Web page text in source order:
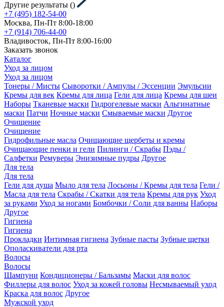
Другие результаты ()
+7 (495) 182-54-00
Москва, Пн-Пт 8:00-18:00
+7 (914) 706-44-00
Владивосток, Пн-Пт 8:00-16:00
Заказать звонок
Каталог
Уход за лицом
Уход за лицом
Тонеры / Мисты Сыворотки / Ампулы / Эссенции Эмульсии
Кремы для век Кремы для лица Гели для лица Кремы для шеи
Наборы Тканевые маски Гидрогелевые маски Альгинатные
маски Патчи Ночные маски Смываемые маски Другое
Очищение
Очищение
Гидрофильные масла Очищающие щербеты и кремы
Очищающие пенки и гели Пилинги / Скрабы Пэды /
Салфетки Ремуверы Энизимные пудры Другое
Для тела
Для тела
Гели для душа Мыло для тела Лосьоны / Кремы для тела Гели /
Масла для тела Скрабы / Скатки для тела Кремы для рук Уход
за руками Уход за ногами Бомбочки / Соли для ванны Наборы
Другое
Гигиена
Гигиена
Прокладки Интимная гигиена Зубные пасты Зубные щетки
Ополаскиватели для рта
Волосы
Волосы
Шампуни Кондиционеры / Бальзамы Маски для волос
Филлеры для волос Уход за кожей головы Несмываемый уход
Краска для волос Другое
Мужской уход